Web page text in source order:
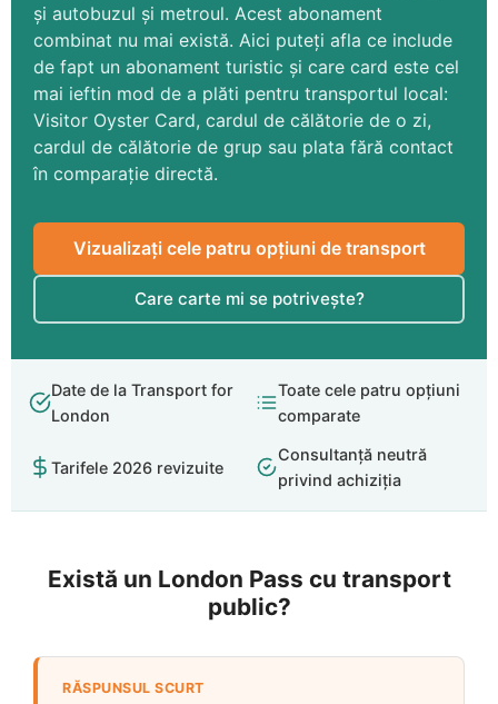
și autobuzul și metroul. Acest abonament
combinat nu mai există. Aici puteți afla ce include
de fapt un abonament turistic și care card este cel
mai ieftin mod de a plăti pentru transportul local:
Visitor Oyster Card, cardul de călătorie de o zi,
cardul de călătorie de grup sau plata fără contact
în comparație directă.
Vizualizați cele patru opțiuni de transport
Care carte mi se potrivește?
Date de la Transport for
London
Toate cele patru opțiuni
comparate
Tarifele 2026 revizuite
Consultanță neutră
privind achiziția
Există un London Pass cu transport
public?
RĂSPUNSUL SCURT